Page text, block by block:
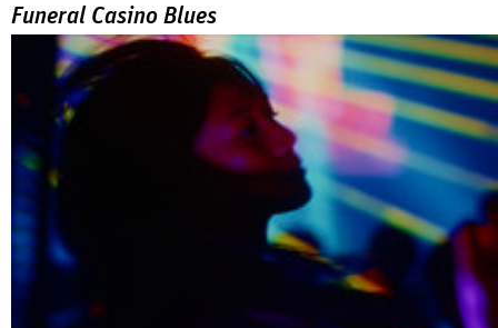
Funeral Casino Blues